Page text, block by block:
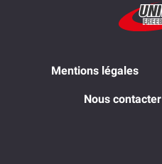
Mentions légales
Nous contacter